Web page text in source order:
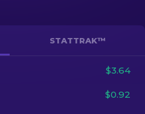
STATTRAK™
$3.64
$0.92